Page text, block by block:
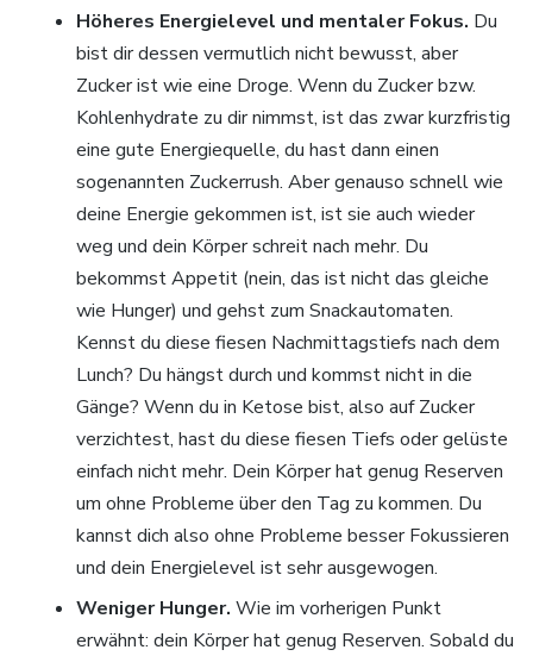
Höheres Energielevel und mentaler Fokus. Du
bist dir dessen vermutlich nicht bewusst, aber
Zucker ist wie eine Droge. Wenn du Zucker bzw.
Kohlenhydrate zu dir nimmst, ist das zwar kurzfristig
eine gute Energiequelle, du hast dann einen
sogenannten Zuckerrush. Aber genauso schnell wie
deine Energie gekommen ist, ist sie auch wieder
weg und dein Körper schreit nach mehr. Du
bekommst Appetit (nein, das ist nicht das gleiche
wie Hunger) und gehst zum Snackautomaten.
Kennst du diese fiesen Nachmittagstiefs nach dem
Lunch? Du hängst durch und kommst nicht in die
Gänge? Wenn du in Ketose bist, also auf Zucker
verzichtest, hast du diese fiesen Tiefs oder gelüste
einfach nicht mehr. Dein Körper hat genug Reserven
um ohne Probleme über den Tag zu kommen. Du
kannst dich also ohne Probleme besser Fokussieren
und dein Energielevel ist sehr ausgewogen.
Weniger Hunger. Wie im vorherigen Punkt
erwähnt: dein Körper hat genug Reserven. Sobald du